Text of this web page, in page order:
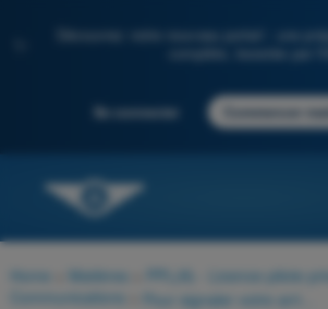
Découvrez notre nouveau portail : une
Se connecter Commencer
Home Matières PPL(A) - Licence pilote
Communications